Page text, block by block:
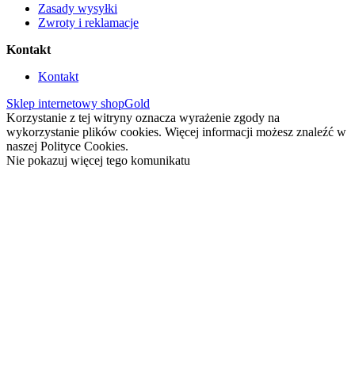
Zasady wysyłki
Zwroty i reklamacje
Kontakt
Kontakt
Sklep internetowy shopGold
Korzystanie z tej witryny oznacza wyrażenie zgody na
wykorzystanie plików cookies. Więcej informacji możesz znaleźć w
naszej Polityce Cookies.
Nie pokazuj więcej tego komunikatu